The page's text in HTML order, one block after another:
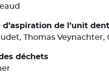
d’aspiration de l’unit
Thomas Veynachter,
déchets